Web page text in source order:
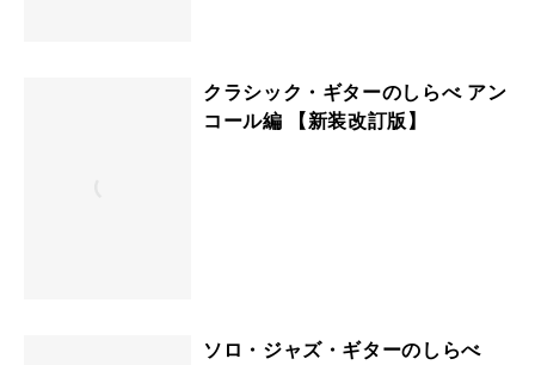
クラシック・ギターのしらべ アン
コール編 【新装改訂版】
ソロ・ジャズ・ギターのしらべ